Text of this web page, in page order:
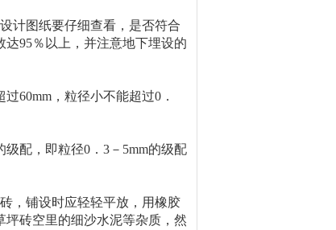
计图纸要仔细查看，是否符合
95％以上，并注意地下埋设的
60mm，粒径小不能超过0．
配，即粒径0．3－5mm的级配
，铺设时应轻轻平放，用橡胶
砖空里的细沙水泥等杂质，然